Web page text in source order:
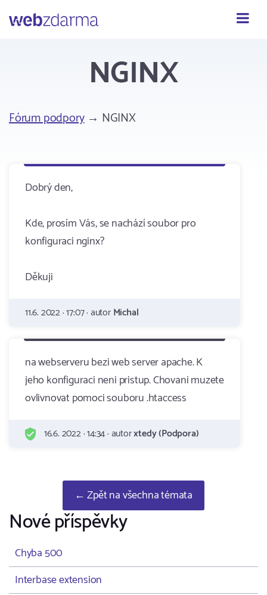
Webzdarma
NGINX
Fórum podpory→ NGINX
Dobrý den,
Kde, prosím Vás, se nachází soubor pro
konfiguraci nginx?
Děkuji
11.6. 2022 · 17:07 · autorMichal
na webserveru bezi web server apache. K
jeho konfiguraci neni pristup. Chovani muzete
ovlivnovat pomoci souboru .htaccess
16.6. 2022 · 14:34 · autorxtedy (Podpora)
← Zpět na všechna témata
Nové příspěvky
Chyba 500
Interbase extension